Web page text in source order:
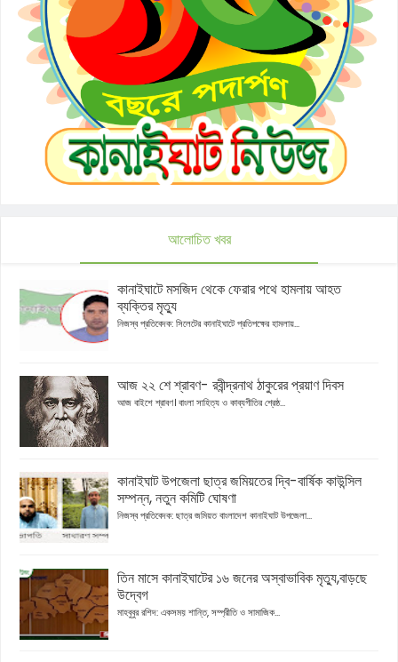
আলোচিত খবর
কানাইঘাটে মসজিদ থেকে ফেরার পথে হামলায় আহত
ব্যক্তির মৃত্যু
নিজস্ব প্রতিবেদক: সিলেটের কানাইঘাটে প্রতিপক্ষের হামলায়...
আজ ২২ শে শ্রাবণ- রবীন্দ্রনাথ ঠাকুরের প্রয়াণ দিবস
আজ বাইশে শ্রাবণ। বাংলা সাহিত্য ও কাব্যগীতির শ্রেষ্ঠ...
কানাইঘাট উপজেলা ছাত্র জমিয়তের দ্বি-বার্ষিক কাউন্সিল
সম্পন্ন, নতুন কমিটি ঘোষণা
নিজস্ব প্রতিবেদক: ছাত্র জমিয়ত বাংলাদেশ কানাইঘাট উপজেলা...
তিন মাসে কানাইঘাটের ১৬ জনের অস্বাভাবিক মৃত্যু,বাড়ছে
উদ্বেগ
মাহবুবুর রশিদ: একসময় শান্তি, সম্প্রীতি ও সামাজিক...